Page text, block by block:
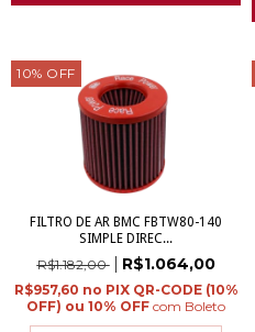
10% OFF
FILTRO DE AR BMC FBTW80-140
SIMPLE DIREC...
R$1.182,00 R$1.064,00
R$957,60
com Boleto